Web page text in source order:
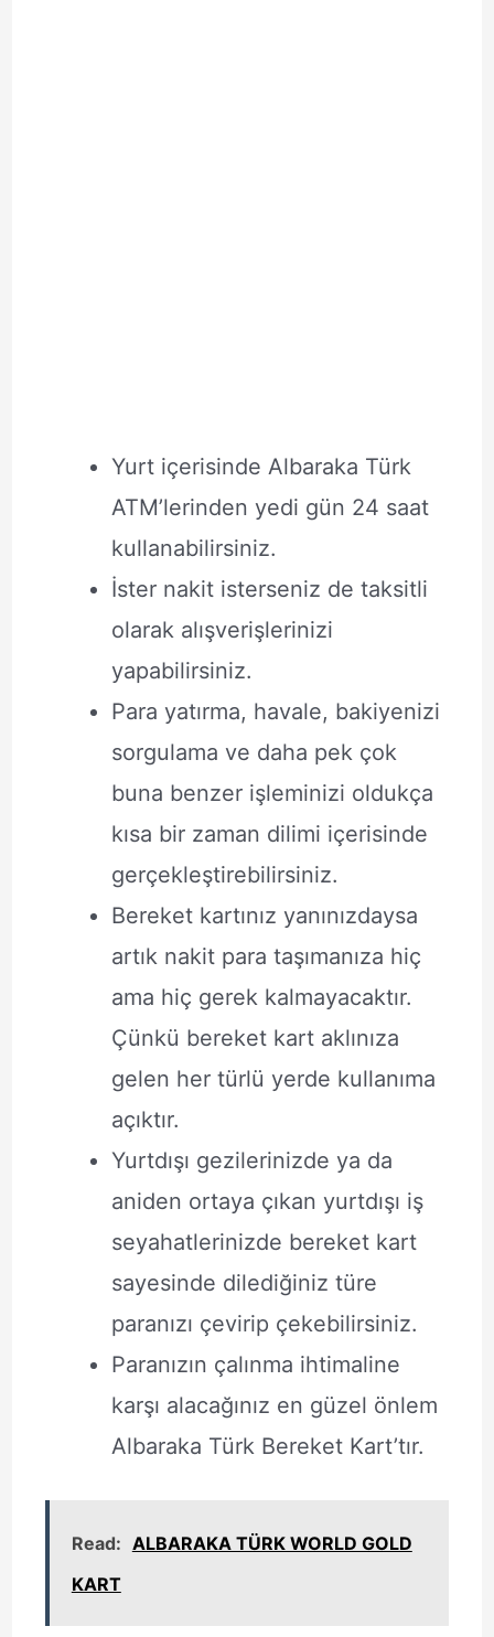
Yurt içerisinde Albaraka Türk
ATM’lerinden yedi gün 24 saat
kullanabilirsiniz.
İster nakit isterseniz de taksitli
olarak alışverişlerinizi
yapabilirsiniz.
Para yatırma, havale, bakiyenizi
sorgulama ve daha pek çok
buna benzer işleminizi oldukça
kısa bir zaman dilimi içerisinde
gerçekleştirebilirsiniz.
Bereket kartınız yanınızdaysa
artık nakit para taşımanıza hiç
ama hiç gerek kalmayacaktır.
Çünkü bereket kart aklınıza
gelen her türlü yerde kullanıma
açıktır.
Yurtdışı gezilerinizde ya da
aniden ortaya çıkan yurtdışı iş
seyahatlerinizde bereket kart
sayesinde dilediğiniz türe
paranızı çevirip çekebilirsiniz.
Paranızın çalınma ihtimaline
karşı alacağınız en güzel önlem
Albaraka Türk Bereket Kart’tır.
Read: ALBARAKA TÜRK WORLD GOLD
KART